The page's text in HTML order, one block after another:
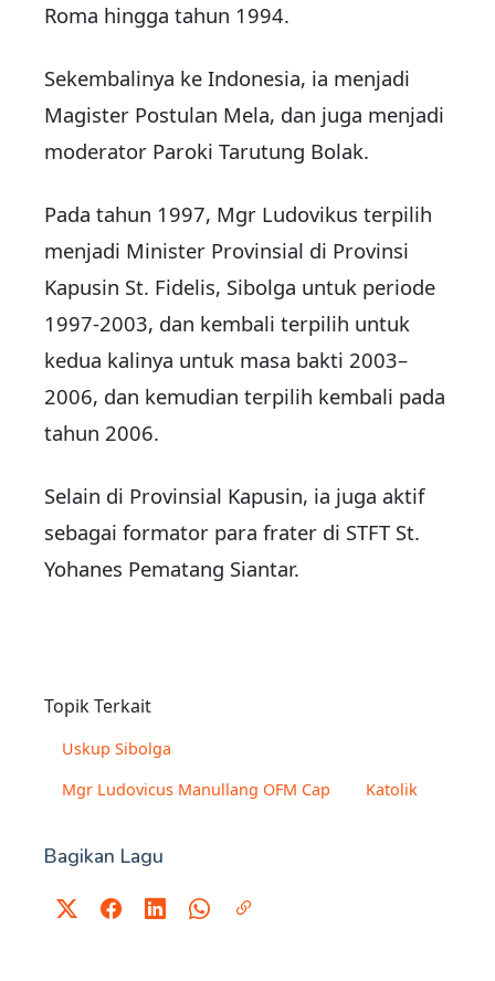
Roma hingga tahun 1994.
Sekembalinya ke Indonesia, ia menjadi
Magister Postulan Mela, dan juga menjadi
moderator Paroki Tarutung Bolak.
Pada tahun 1997, Mgr Ludovikus terpilih
menjadi Minister Provinsial di Provinsi
Kapusin St. Fidelis, Sibolga untuk periode
1997-2003, dan kembali terpilih untuk
kedua kalinya untuk masa bakti 2003–
2006, dan kemudian terpilih kembali pada
tahun 2006.
Selain di Provinsial Kapusin, ia juga aktif
sebagai formator para frater di STFT St.
Yohanes Pematang Siantar.
Topik Terkait
Uskup Sibolga
Mgr Ludovicus Manullang OFM Cap
Katolik
Bagikan Lagu